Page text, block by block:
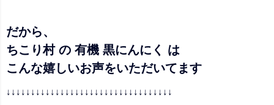
だから、
ちこり村 の 有機 黒にんにく は
こんな嬉しいお声をいただいてます
↓↓↓↓↓↓↓↓↓↓↓↓↓↓↓↓↓↓↓↓↓↓↓↓↓↓↓↓↓↓↓↓↓↓